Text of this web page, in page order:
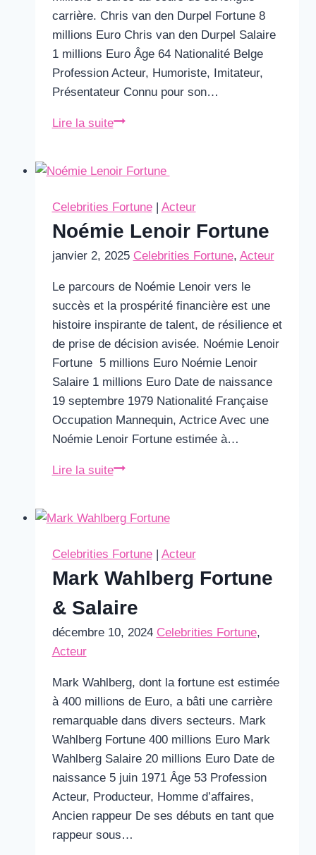
carrière. Chris van den Durpel Fortune 8
millions Euro Chris van den Durpel Salaire
1 millions Euro Âge 64 Nationalité Belge
Profession Acteur, Humoriste, Imitateur,
Présentateur Connu pour son…
Lire la suiteChris
Durpel
Salaire
Celebrities Fortune| Acteur
Noémie Lenoir Fortune
janvier 2, 2025 Celebrities Fortune, Acteur
Le parcours de Noémie Lenoir vers le
succès et la prospérité financière est une
histoire inspirante de talent, de résilience et
de prise de décision avisée. Noémie Lenoir
Fortune 5 millions Euro Noémie Lenoir
Salaire 1 millions Euro Date de naissance
19 septembre 1979 Nationalité Française
Occupation Mannequin, Actrice Avec une
Noémie Lenoir Fortune estimée à…
Lire la suiteNoémie
Celebrities Fortune| Acteur
Mark Wahlberg Fortune
& Salaire
décembre 10, 2024 Celebrities Fortune,
Acteur
Mark Wahlberg, dont la fortune est estimée
à 400 millions de Euro, a bâti une carrière
remarquable dans divers secteurs. Mark
Wahlberg Fortune 400 millions Euro Mark
Wahlberg Salaire 20 millions Euro Date de
naissance 5 juin 1971 Âge 53 Profession
Acteur, Producteur, Homme d’affaires,
Ancien rappeur De ses débuts en tant que
rappeur sous…